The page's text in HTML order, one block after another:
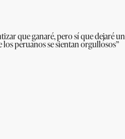
que ganaré, pero sí que dejaré un
los peruanos se sientan orgullosos”